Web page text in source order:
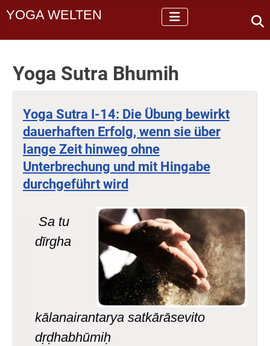
YOGA WELTEN
Yoga Sutra Bhumih
Yoga Sutra I-14: Die Übung bewirkt
dauerhaften Erfolg, wenn sie über
lange Zeit hinweg ohne
Unterbrechung und mit Hingabe
durchgeführt wird
Sa tu
dīrgha
kālanairantarya satkārāsevito
dṛḍhabhūmiḥ